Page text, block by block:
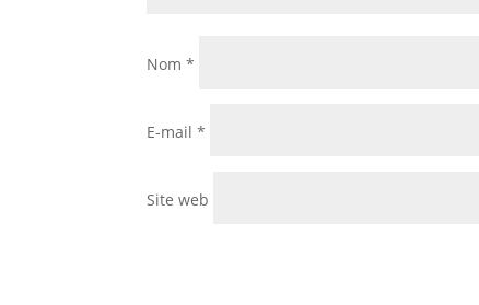
Nom*
E-mail*
Site web